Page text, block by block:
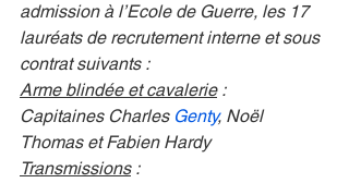
admission à l’Ecole de Guerre, les 17
lauréats de recrutement interne et sous
contrat suivants :
Arme blindée et cavalerie :
Capitaines Charles Genty, Noël
Thomas et Fabien Hardy
Transmissions :